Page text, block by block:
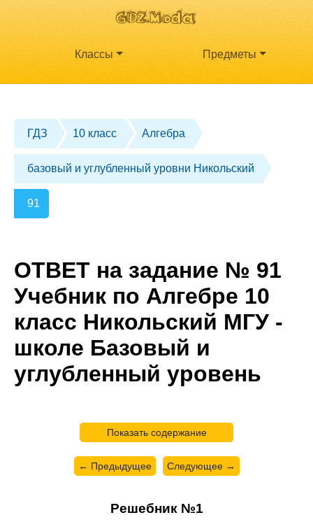
Классы Предметы
ГДЗ 10 класс Алгебра
базовый и углубленный уровни Никольский
91
ОТВЕТ на задание № 91
Учебник по Алгебре 10
класс Никольский МГУ -
школе Базовый и
углубленный уровень
Показать содержание
← Предыдущее Следующее →
Решебник №1